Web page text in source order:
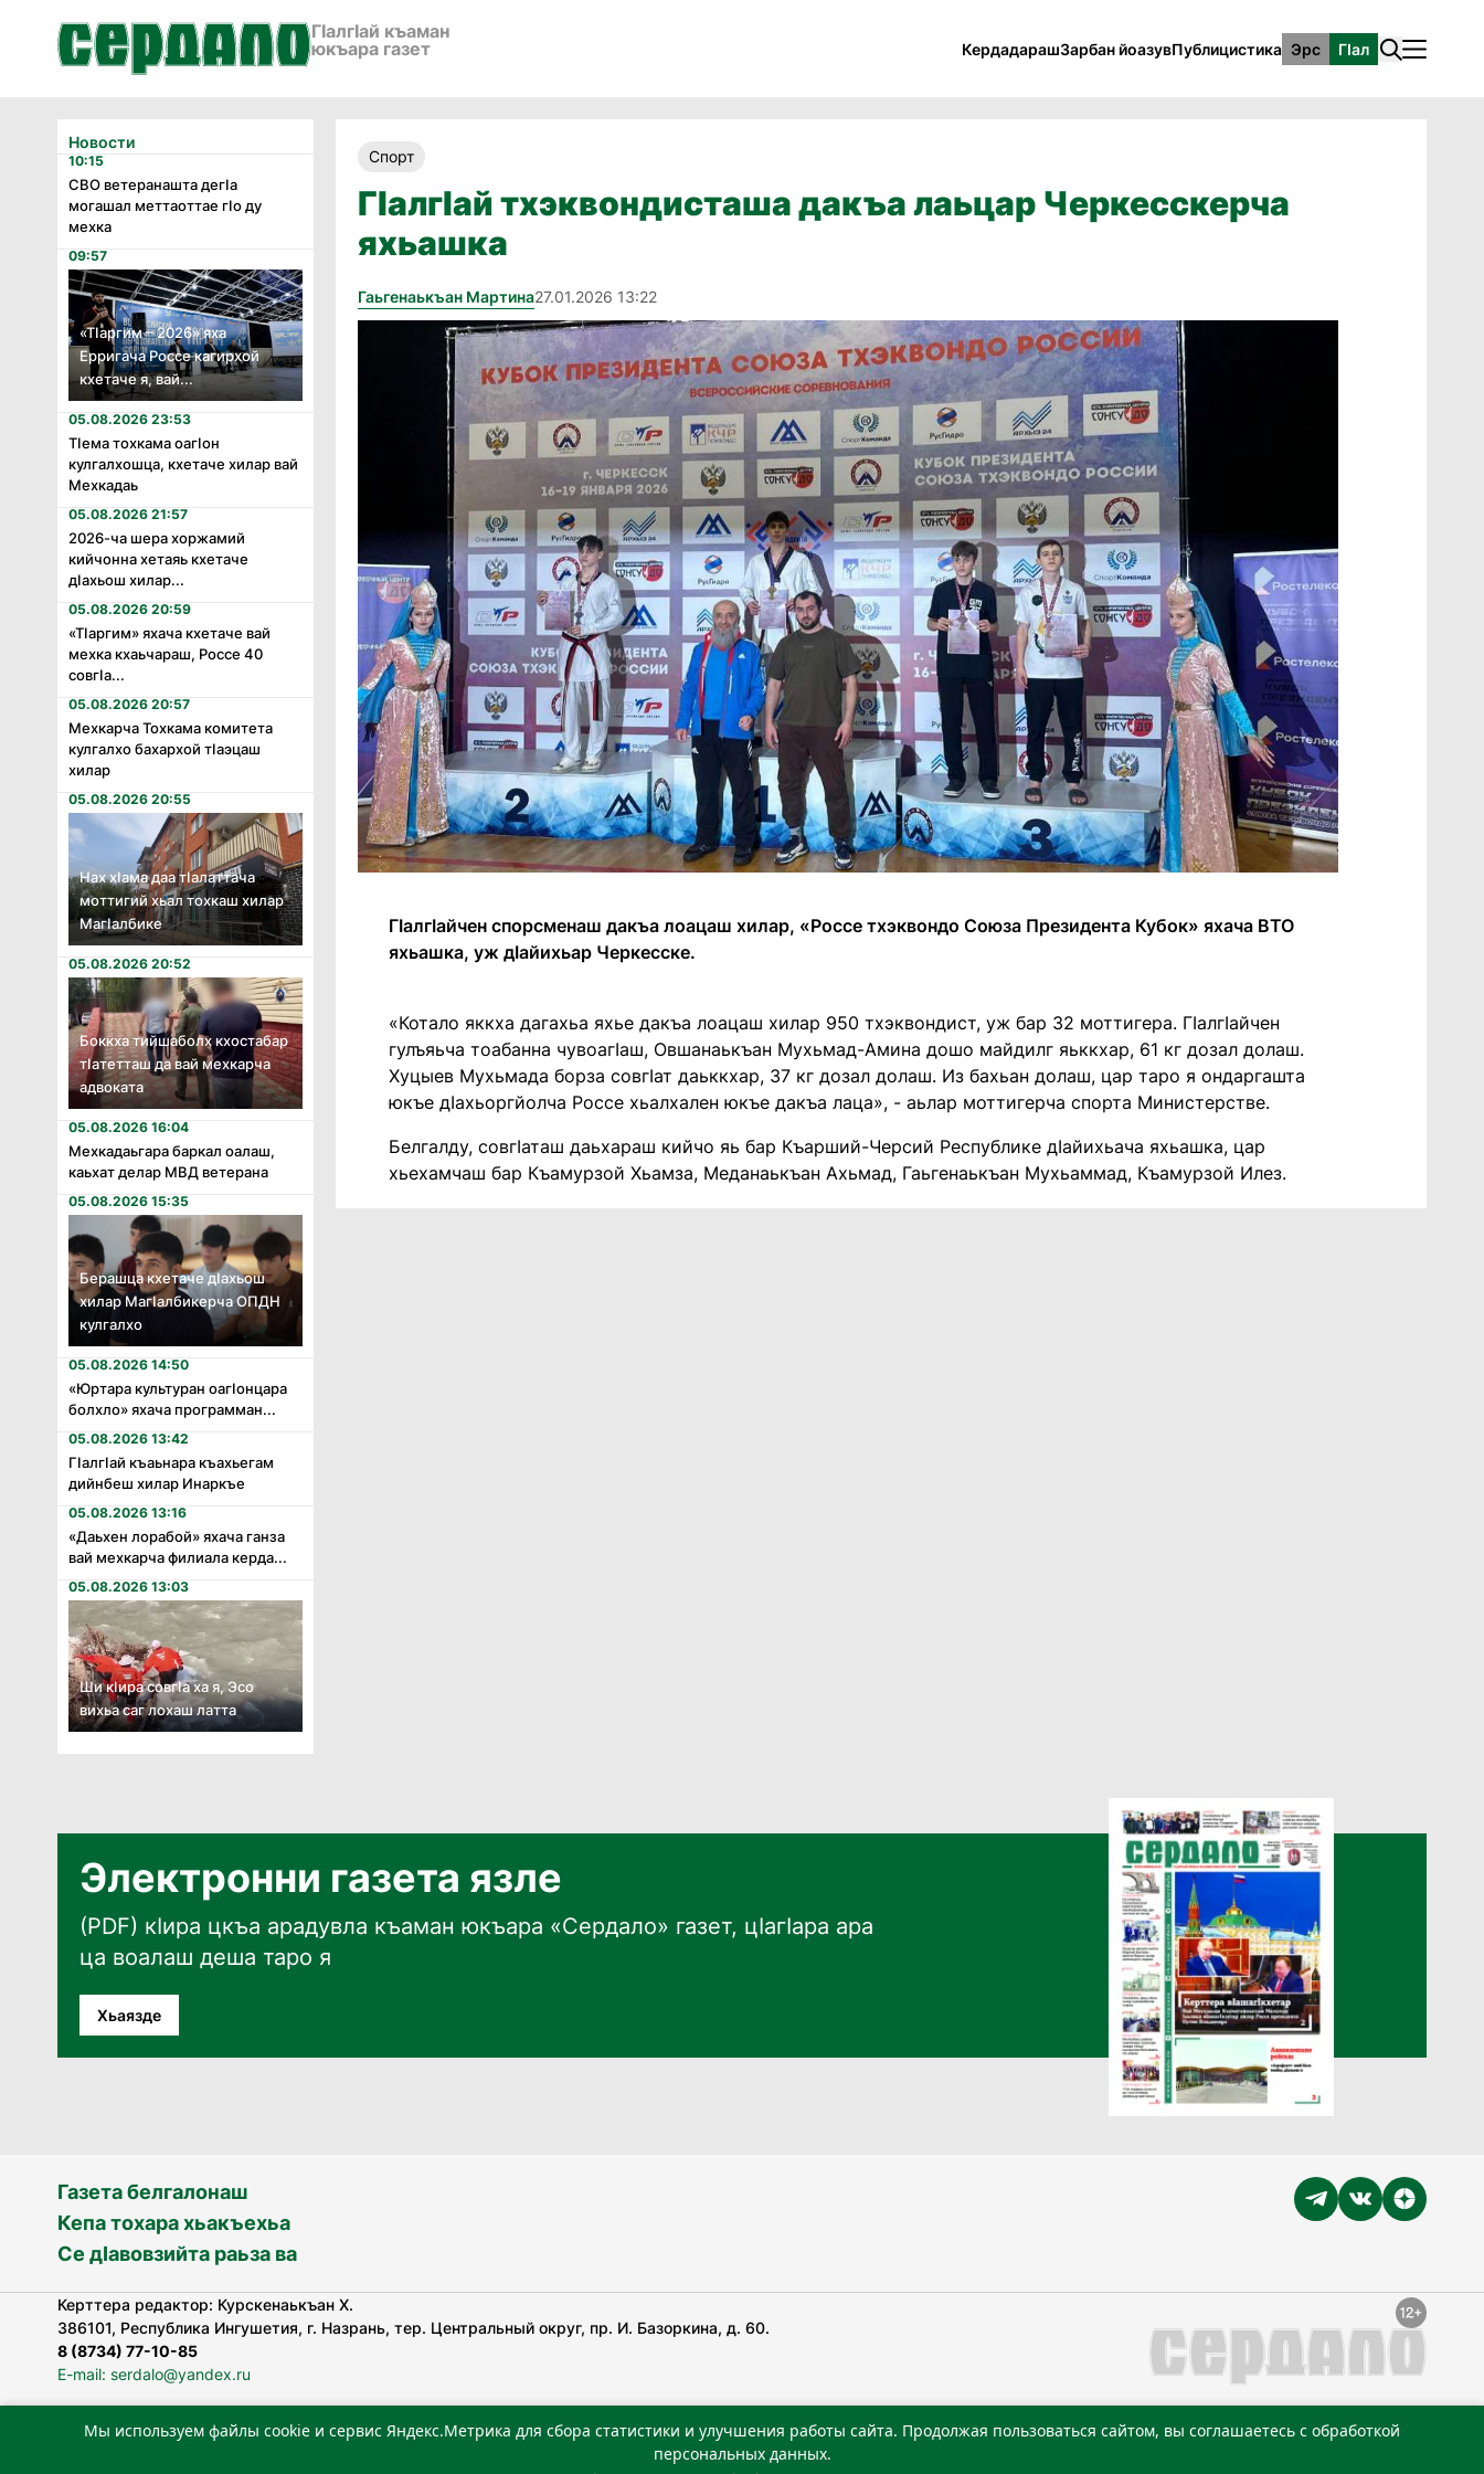
ГӀалгӀай къаман
юкъара газет
КердадарашЗарбан йоазувПублицистика Эрс ГӀал
Новости
10:15
СВО ветеранашта дегӏа
могашал меттаоттае гӏо ду
мехка
09:57
«Тӏаргим – 2026» яха
Ерригача Россе кагирхой
кхетаче я, вай...
05.08.2026 23:53
Тӏема тохкама оагӏон
кулгалхошца, кхетаче хилар вай
Мехкадаь
05.08.2026 21:57
2026-ча шера хоржамий
кийчонна хетаяь кхетаче
дӏахьош хилар...
05.08.2026 20:59
«Тӏаргим» яхача кхетаче вай
мехка кхаьчараш, Россе 40
совгӏа...
05.08.2026 20:57
Мехкарча Тохкама комитета
кулгалхо бахархой тӏаэцаш
хилар
05.08.2026 20:55
Нах хӏама даа тӏалаттача
моттигий хьал тохкаш хилар
Магӏалбике
05.08.2026 20:52
Боккха тийшаболх кхостабар
тӏатетташ да вай мехкарча
адвоката
05.08.2026 16:04
Мехкадаьгара баркал оалаш,
каьхат делар МВД ветерана
05.08.2026 15:35
Берашца кхетаче дӏахьош
хилар Магӏалбикерча ОПДН
кулгалхо
05.08.2026 14:50
«Юртара культуран оагӏонцара
болхло» яхача программан...
05.08.2026 13:42
Гӏалгӏай къаьнара къахьегам
дийнбеш хилар Инаркъе
05.08.2026 13:16
«Даьхен лорабой» яхача ганза
вай мехкарча филиала керда...
05.08.2026 13:03
Ши кӏира совгӏа ха я, Эсо
вихьа саг лохаш латта
Спорт
ГӏалгӀай тхэквондисташа дакъа лаьцар Черкесскерча
яхьашка
Гаьгенаькъан Мартина27.01.2026 13:22
ГӏалгӀайчен спорсменаш дакъа лоацаш хилар, «Россе тхэквондо Союза Президента Кубок» яхача ВТО
яхьашка, уж дӀайихьар Черкесске.
«Котало яккха дагахьа яхье дакъа лоацаш хилар 950 тхэквондист, уж бар 32 моттигера. ГӏалгӀайчен
гулъяьча тоабанна чувоагӀаш, Овшанаькъан Мухьмад-Амина дошо майдилг яьккхар, 61 кг дозал долаш.
Хуцыев Мухьмада борза совгӀат даьккхар, 37 кг дозал долаш. Из бахьан долаш, цар таро я ондаргашта
юкъе дӀахьоргйолча Россе хьалхален юкъе дакъа лаца», - аьлар моттигерча спорта Министерстве.
Белгалду, совгӀаташ даьхараш кийчо яь бар Къарший-Черсий Республике дӀайихьача яхьашка, цар
хьехамчаш бар Къамурзой Хьамза, Меданаькъан Ахьмад, Гаьгенаькъан Мухьаммад, Къамурзой Илез.
Электронни газета язле
(PDF) кӀира цкъа арадувла къаман юкъара «Сердало» газет, цӀагӀара ара
ца воалаш деша таро я
Хьаязде
Газета белгалонаш
Кепа тохара хьакъехьа
Се дӀавовзийта раьза ва
Керттера редактор: Курскенаькъан Х.
386101, Республика Ингушетия, г. Назрань, тер. Центральный округ, пр. И. Базоркина, д. 60.
8 (8734) 77-10-85
E-mail: serdalo@yandex.ru
«Сердало» газета арадувлар чIоагIдаьд бувзамеи, хоам беча гIирсаштеи, цар дуккхача тайпаштеи тIахьожам
Мы используем файлы cookie и сервис Яндекс.Метрика для сбора статистики и улучшения работы сайта. Продолжая пользоваться сайтом, вы соглашаетесь с обработкой
персональных данных.